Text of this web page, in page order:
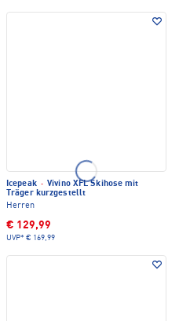
Icepeak · Vivino XFL Skihose mit
Träger kurzgestellt
Herren
€ 129,99
UVP* € 169,99